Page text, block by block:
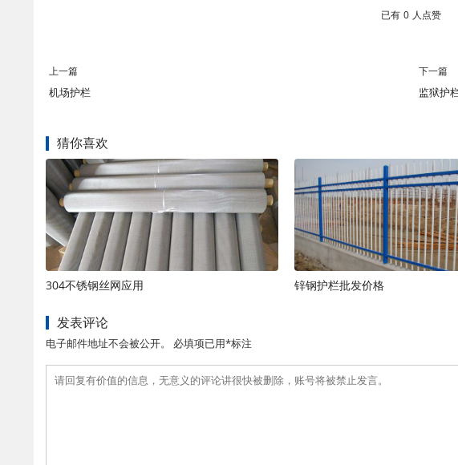
已有 0 人点赞
上一篇
机场护栏
下一篇
监狱护
猜你喜欢
304不锈钢丝网应用 锌钢护栏批发价格
发表评论
电子邮件地址不会被公开。 必填项已用*标注